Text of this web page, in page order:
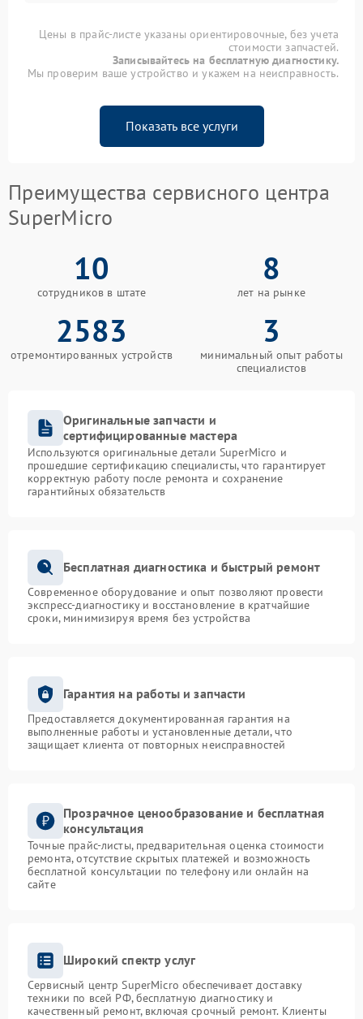
Цены в прайс-листе указаны ориентировочные, без учета
стоимости запчастей.
Записывайтесь на бесплатную диагностику.
Мы проверим ваше устройство и укажем на неисправность.
Показать все услуги
Преимущества сервисного центра
SuperMicro
10
сотрудников в штате
8
лет на рынке
2583
отремонтированных устройств
3
минимальный опыт работы
специалистов
Оригинальные запчасти и
сертифицированные мастера
Используются оригинальные детали SuperMicro и
прошедшие сертификацию специалисты, что гарантирует
корректную работу после ремонта и сохранение
гарантийных обязательств
Бесплатная диагностика и быстрый ремонт
Современное оборудование и опыт позволяют провести
экспресс-диагностику и восстановление в кратчайшие
сроки, минимизируя время без устройства
Гарантия на работы и запчасти
Предоставляется документированная гарантия на
выполненные работы и установленные детали, что
защищает клиента от повторных неисправностей
Прозрачное ценообразование и бесплатная
консультация
Точные прайс-листы, предварительная оценка стоимости
ремонта, отсутствие скрытых платежей и возможность
бесплатной консультации по телефону или онлайн на
сайте
Широкий спектр услуг
Сервисный центр SuperMicro обеспечивает доставку
техники по всей РФ, бесплатную диагностику и
качественный ремонт, включая срочный ремонт. Клиенты